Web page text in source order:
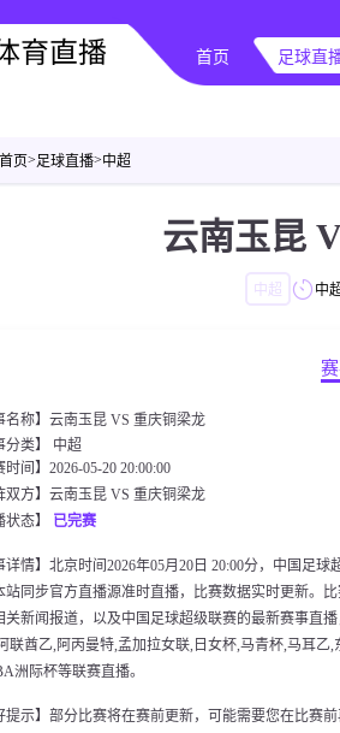
首页 足球直
首页>足球直播>中超
云南玉昆
中超 中
名称】云南玉昆 VS 重庆铜梁龙
分类】 中超
时间】2026-05-20 20:00:00
双方】云南玉昆 VS 重庆铜梁龙
状态】 已完赛
详情】北京时间2026年05月20日 20:00分，中国足
站同步官方直播源准时直播，比赛数据实时更新。
关新闻报道，以及中国足球超级联赛的最新赛事直
联酋乙,阿丙曼特,孟加拉女联,日女杯,马青杯,马耳乙
洲际杯等联赛直播。
提示】部分比赛将在赛前更新，可能需要您在比赛